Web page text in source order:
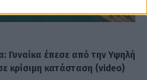
Γυναίκα έπεσε από την Υψηλή
κρίσιμη κατάσταση (video)